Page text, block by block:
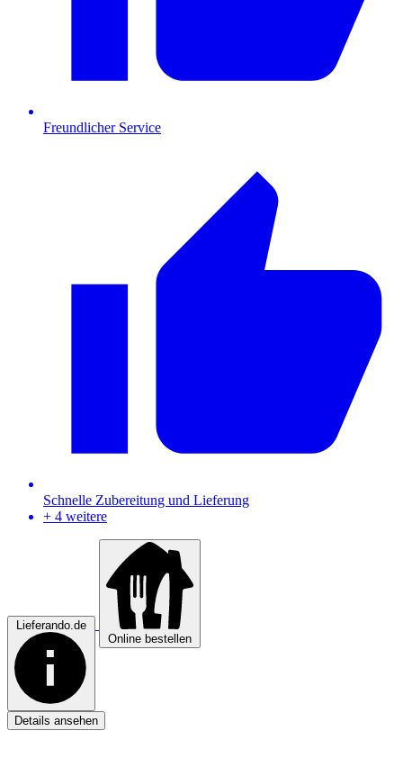
Freundlicher Service
Schnelle Zubereitung und Lieferung
+ 4 weitere
Lieferando.de
Online bestellen
Details ansehen